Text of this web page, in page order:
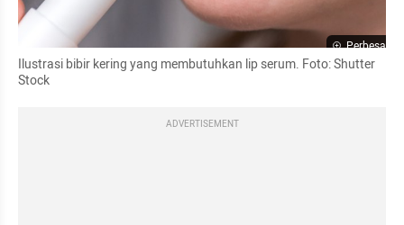
Perbesar
Ilustrasi bibir kering yang membutuhkan lip serum. Foto: Shutter
Stock
ADVERTISEMENT